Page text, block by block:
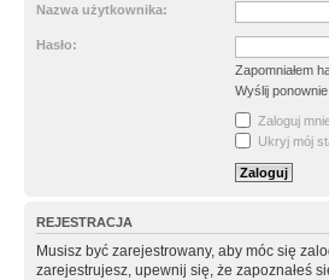
Nazwa użytkownika:
Hasło:
Zapomniałem
Wyślij
Zaloguj
Ukryj mój
REJESTRACJA
Musisz być zarejestrowany, aby móc się
zarejestrujesz, upewnij się, że zapoznałeś